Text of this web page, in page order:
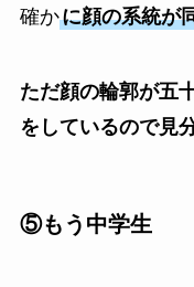
確かに顔の系統が
ただ顔の輪郭が五
をしているので見
⑤もう中学生